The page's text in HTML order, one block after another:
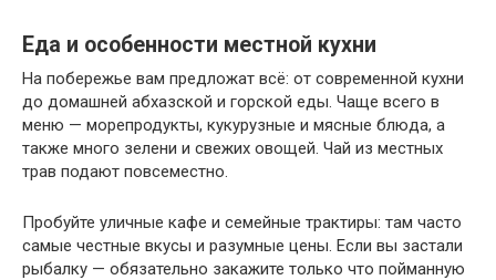
Еда и особенности местной кухни
На побережье вам предложат всё: от современной кухни
до домашней абхазской и горской еды. Чаще всего в
меню — морепродукты, кукурузные и мясные блюда, а
также много зелени и свежих овощей. Чай из местных
трав подают повсеместно.
Пробуйте уличные кафе и семейные трактиры: там часто
самые честные вкусы и разумные цены. Если вы застали
рыбалку — обязательно закажите только что пойманную